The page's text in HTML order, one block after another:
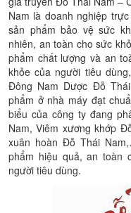
Nam là doanh nghiệp
sản phẩm bảo vệ sức
nhiên, an toàn cho sức
phẩm chất lượng và an
khỏe của người tiêu
Đông Nam Dược Đỗ
phẩm ở nhà máy đạt
biểu của công ty đang
Nam, Viêm xương khớp
xuân hoàn Đỗ Thái
phẩm hiệu quả, an toàn
người tiêu dùng.